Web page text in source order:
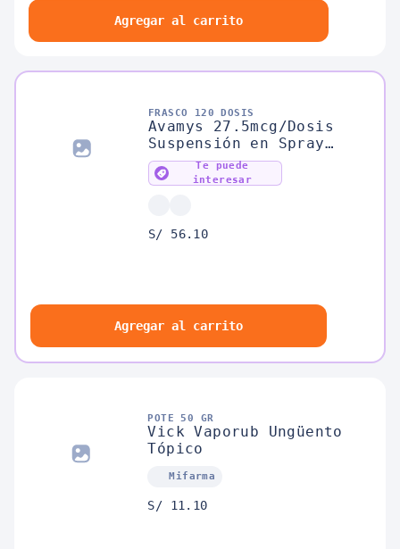
Agregar al carrito
FRASCO 120 DOSIS
Avamys 27.5mcg/Dosis
Suspensión en Spray
Nasal - Frasco 120 DSS
Te puede
interesar
S/ 56.10
Agregar al carrito
POTE 50 GR
Vick Vaporub Ungüento
Tópico
Mifarma
S/ 11.10